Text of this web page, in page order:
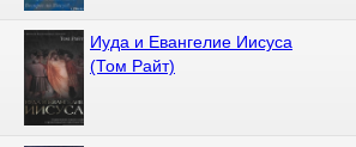
Иуда и Евангелие Иисуса
(Том Райт)